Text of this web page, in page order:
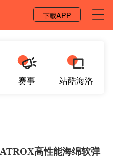
下载APP
赛事 站酷海洛
ATROX高性能海绵软弹